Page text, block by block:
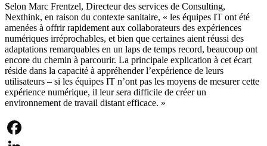
Selon Marc Frentzel, Directeur des services de Consulting,
Nexthink, en raison du contexte sanitaire, « les équipes IT ont été
amenées à offrir rapidement aux collaborateurs des expériences
numériques irréprochables, et bien que certaines aient réussi des
adaptations remarquables en un laps de temps record, beaucoup ont
encore du chemin à parcourir. La principale explication à cet écart
réside dans la capacité à appréhender l’expérience de leurs
utilisateurs – si les équipes IT n’ont pas les moyens de mesurer cette
expérience numérique, il leur sera difficile de créer un
environnement de travail distant efficace. »